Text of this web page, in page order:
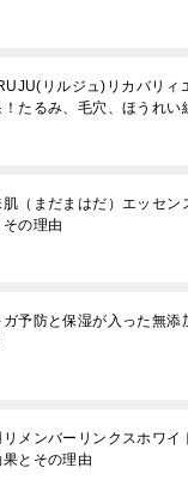
リルジュ)リカバリィ
！たるみ、毛穴、ほうれい
肌（まだまはだ）エッセン
の理由
ガ予防と保湿が入った無添
リメンバーリンクスホワイ
果とその理由